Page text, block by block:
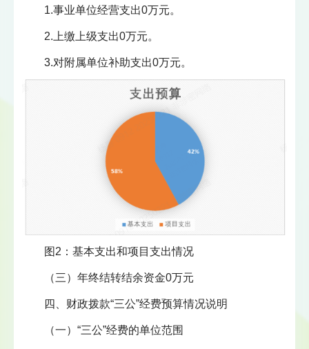
1.事业单位经营支出0万元。
2.上缴上级支出0万元。
3.对附属单位补助支出0万元。
图2：基本支出和项目支出情况
（三）年终结转结余资金0万元
四、财政拨款“三公”经费预算情况说明
（一）“三公”经费的单位范围